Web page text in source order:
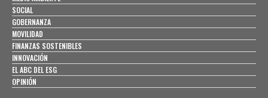
SOCIAL
GOBERNANZA
MOVILIDAD
FINANZAS SOSTENIBLES
INNOVACIÓN
EL ABC DEL ESG
OPINIÓN